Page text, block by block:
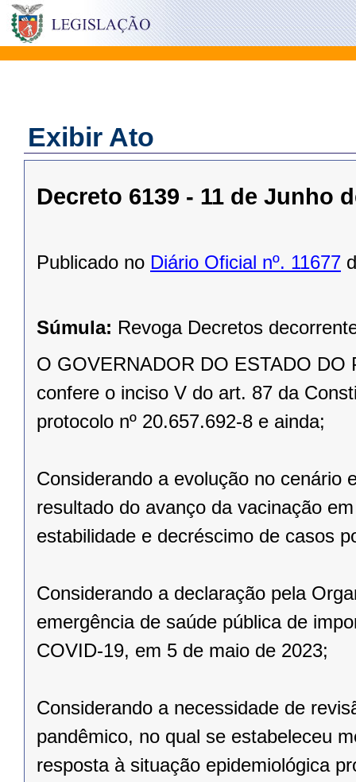
Exibir Ato
Decreto 6139 - 11 de Junho
Publicado no Diário Oficial nº. 11677
Súmula: Revoga Decretos
O GOVERNADOR DO ESTADO DO
confere o inciso V do art. 87 da
protocolo nº 20.657.692-8 e ainda;
Considerando a evolução no cenário
resultado do avanço da vacinação
estabilidade e decréscimo de casos
Considerando a declaração pela
emergência de saúde pública de
COVID-19, em 5 de maio de 2023;
Considerando a necessidade de
pandêmico, no qual se estabeleceu
resposta à situação epidemiológica